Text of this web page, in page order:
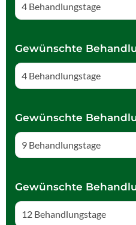
4 Behandlungstage
Gewünschte
4 Behandlungstage
Gewünschte
9 Behandlungstage
Gewünschte
12 Behandlungstage